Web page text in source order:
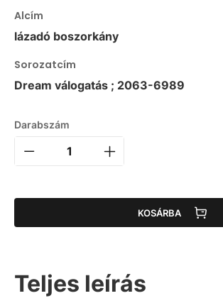
Alcím
lázadó boszorkány
Sorozatcím
Dream válogatás ; 2063-6989
Darabszám
KOSÁRBA
Teljes leírás